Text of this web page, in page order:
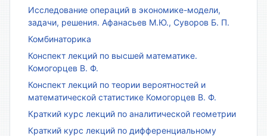
Исследование операций в экономике-модели,
задачи, решения. Афанасьев М.Ю., Суворов Б. П.
Комбинаторика
Конспект лекций по высшей математике.
Комогорцев В. Ф.
Конспект лекций по теории вероятностей и
математической статистике Комогорцев В. Ф.
Краткий курс лекций по аналитической геометрии
Краткий курс лекций по дифференциальному